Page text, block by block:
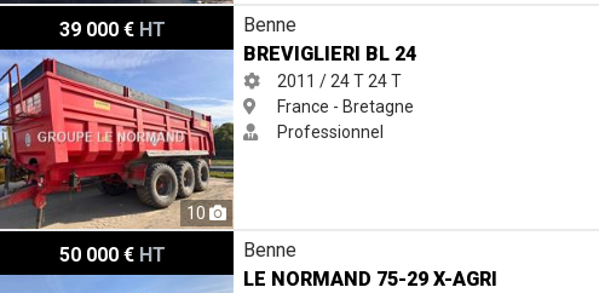
39 000 € HT
10
Breviglieri BL 24
Benne
BREVIGLIERI BL 24
2011 / 24 T 24 T
France - Bretagne
Professionnel
50 000 € HT
Le Normand 75-29 X-AGRI
Benne
LE NORMAND 75-29 X-AGRI